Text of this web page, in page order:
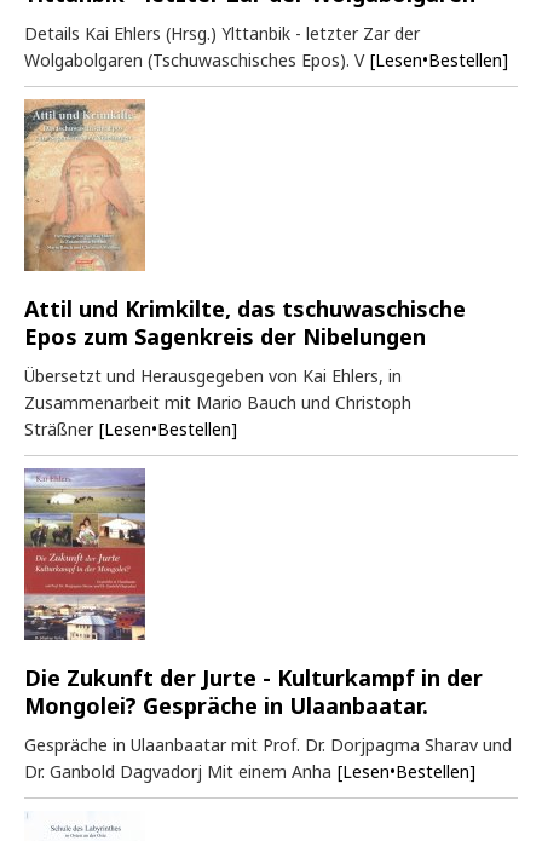
Details Kai Ehlers (Hrsg.) Ylttanbik - letzter Zar der
Wolgabolgaren (Tschuwaschisches Epos). V [Lesen•Bestellen]
Attil und Krimkilte, das tschuwaschische
Epos zum Sagenkreis der Nibelungen
Übersetzt und Herausgegeben von Kai Ehlers, in
Zusammenarbeit mit Mario Bauch und Christoph
Sträßner [Lesen•Bestellen]
Die Zukunft der Jurte - Kulturkampf in der
Mongolei? Gespräche in Ulaanbaatar.
Gespräche in Ulaanbaatar mit Prof. Dr. Dorjpagma Sharav und
Dr. Ganbold Dagvadorj Mit einem Anha [Lesen•Bestellen]